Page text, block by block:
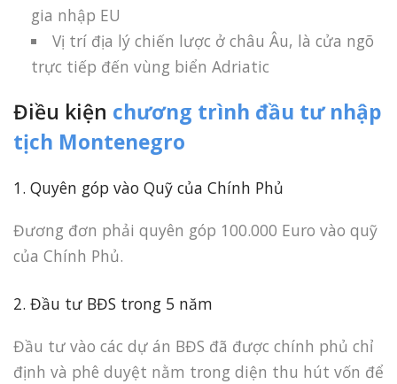
gia nhập EU
Vị trí địa lý chiến lược ở châu Âu, là cửa ngõ
trực tiếp đến vùng biển Adriatic
Điều kiện chương trình đầu tư nhập
tịch Montenegro
1. Quyên góp vào Quỹ của Chính Phủ
Đương đơn phải quyên góp 100.000 Euro vào quỹ
của Chính Phủ.
2. Đầu tư BĐS trong 5 năm
Đầu tư vào các dự án BĐS đã được chính phủ chỉ
định và phê duyệt nằm trong diện thu hút vốn để